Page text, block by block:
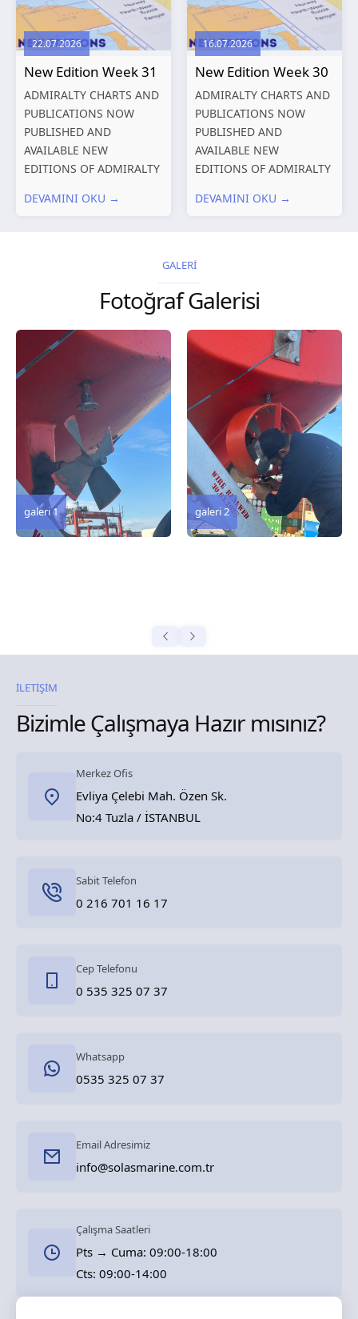
Title, limits
and other remarks
319
International chart
limits and other remarks
1602 China – Chang...
22.07.2026
New Edition Week 31
ADMIRALTY CHARTS AND
PUBLICATIONS NOW
PUBLISHED AND
AVAILABLE NEW
EDITIONS OF ADMIRALTY
PUBLICATIONS New
remarks 127 Korea
DEVAMINI OKU →
16.07.2026
New Edition Week 30
ADMIRALTY CHARTS AND
PUBLICATIONS NOW
PUBLISHED AND
AVAILABLE NEW
EDITIONS OF ADMIRALTY
PUBLICATIONS New
2026 Chart
Title, limits and other
remarks 67 Gulf of...
DEVAMINI OKU →
GALERİ
Fotoğraf Galerisi
galeri 2
galeri 3
İLETİŞİM
Bizimle Çalışmaya Hazır mısınız?
Merkez Ofis
Evliya Çelebi Mah. Özen Sk.
No:4 Tuzla / İSTANBUL
Sabit Telefon
0 216 701 16 17
Cep Telefonu
0 535 325 07 37
Whatsapp
0535 325 07 37
Email Adresimiz
info@solasmarine.com.tr
Çalışma Saatleri
Pts → Cuma: 09:00-18:00
Cts: 09:00-14:00